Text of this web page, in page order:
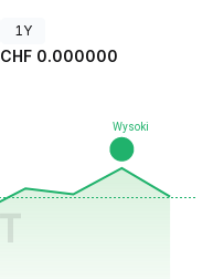
1Y
CHF 0.000000